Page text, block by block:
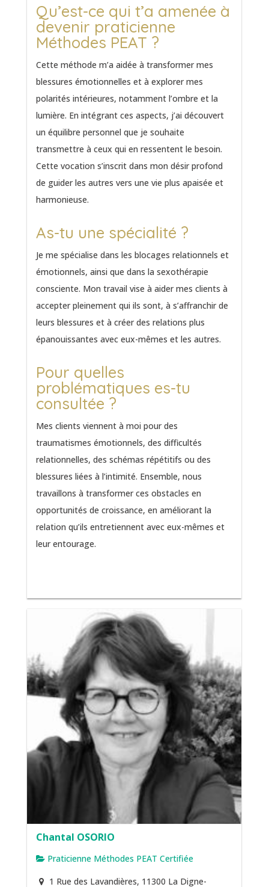
Qu’est-ce qui t’a amenée à
devenir praticienne
Méthodes PEAT ?
Cette méthode m’a aidée à transformer mes
blessures émotionnelles et à explorer mes
polarités intérieures, notamment l’ombre et la
lumière. En intégrant ces aspects, j’ai découvert
un équilibre personnel que je souhaite
transmettre à ceux qui en ressentent le besoin.
Cette vocation s’inscrit dans mon désir profond
de guider les autres vers une vie plus apaisée et
harmonieuse.
As-tu une spécialité ?
Je me spécialise dans les blocages relationnels et
émotionnels, ainsi que dans la sexothérapie
consciente. Mon travail vise à aider mes clients à
accepter pleinement qui ils sont, à s’affranchir de
leurs blessures et à créer des relations plus
épanouissantes avec eux-mêmes et les autres.
Pour quelles
problématiques es-tu
consultée ?
Mes clients viennent à moi pour des
traumatismes émotionnels, des difficultés
relationnelles, des schémas répétitifs ou des
blessures liées à l’intimité. Ensemble, nous
travaillons à transformer ces obstacles en
opportunités de croissance, en améliorant la
relation qu’ils entretiennent avec eux-mêmes et
leur entourage.
Chantal OSORIO
Praticienne Méthodes PEAT Certifiée
1 Rue des Lavandières, 11300 La Digne-